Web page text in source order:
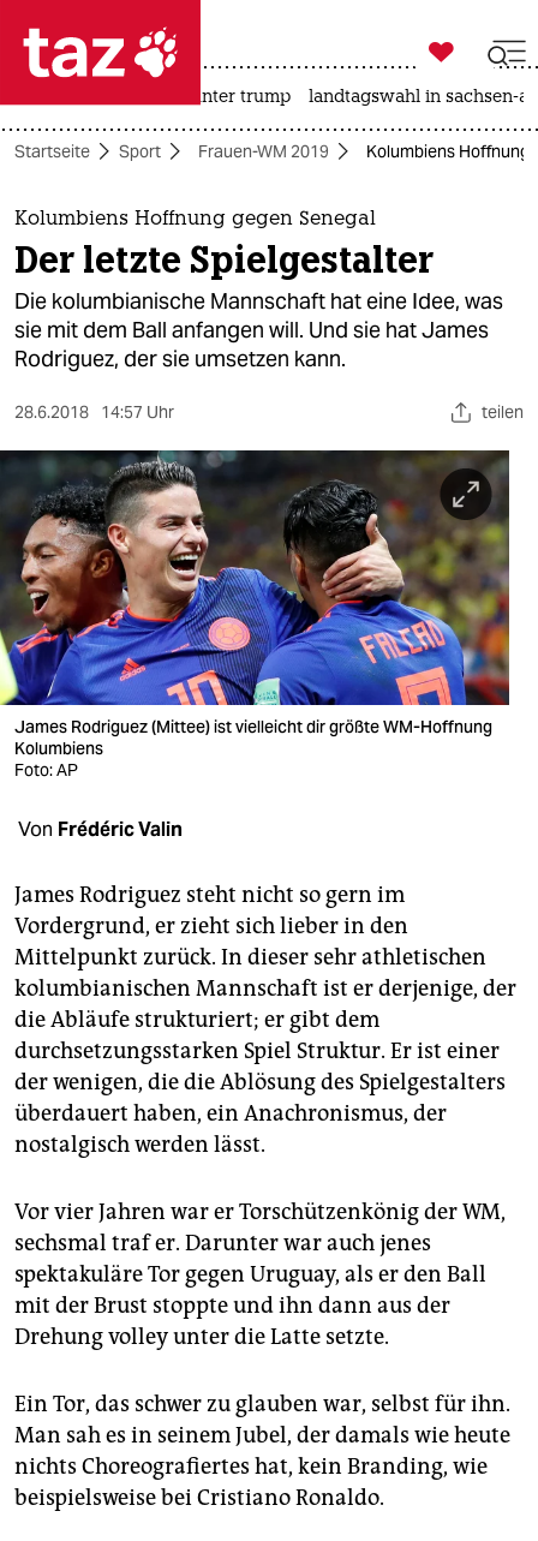
 taz zahl ich
taz zahl ich
themen
politik
öko
gesellschaft
sport
berlin
nord
wahrheit
verlag
verlag
shop
fragen & hilfe
unterstützen
abo
genossenschaft
epaper login

taz zahl ich
usa unter trump landtagswahl in sachsen-
Startseite Sport Frauen-WM 2019 Kolumbiens Hoffnung
Kolumbiens Hoffnung gegen Senegal
Der letzte Spielgestalter
Die kolumbianische Mannschaft hat eine Idee, was
sie mit dem Ball anfangen will. Und sie hat James
Rodriguez, der sie umsetzen kann.
28.6.2018 14:57 Uhr teilen
James Rodriguez (Mittee) ist vielleicht dir größte WM-Hoffnung
Kolumbiens
Foto: AP
Von Frédéric Valin
James Rodriguez steht nicht so gern im
Vordergrund, er zieht sich lieber in den
Mittelpunkt zurück. In dieser sehr athletischen
kolumbianischen Mannschaft ist er derjenige, der
die Abläufe strukturiert; er gibt dem
durchsetzungsstarken Spiel Struktur. Er ist einer
der wenigen, die die Ablösung des Spielgestalters
überdauert haben, ein Anachronismus, der
nostalgisch werden lässt.
Vor vier Jahren war er Torschützenkönig der WM,
sechsmal traf er. Darunter war auch jenes
spektakuläre Tor gegen Uruguay, als er den Ball
mit der Brust stoppte und ihn dann aus der
Drehung volley unter die Latte setzte.
Ein Tor, das schwer zu glauben war, selbst für ihn.
Man sah es in seinem Jubel, der damals wie heute
nichts Choreografiertes hat, kein Branding, wie
beispielsweise bei Cristiano Ronaldo.